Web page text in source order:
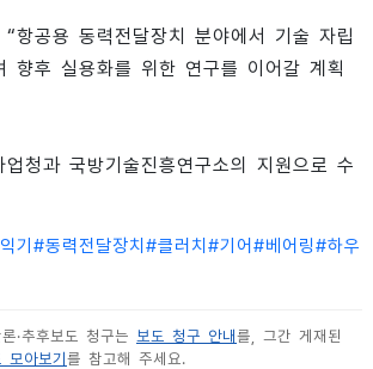
항공용 동력전달장치 분야에서 기술 자립
향후 실용화를 위한 연구를 이어갈 계획
청과 국방기술진흥연구소의 지원으로 수
기 #동력전달장치 #클러치 #기어 #베어링#하우
·추후보도 청구는 보도 청구 안내 를, 그간 게재된
모아보기 를 참고해 주세요.